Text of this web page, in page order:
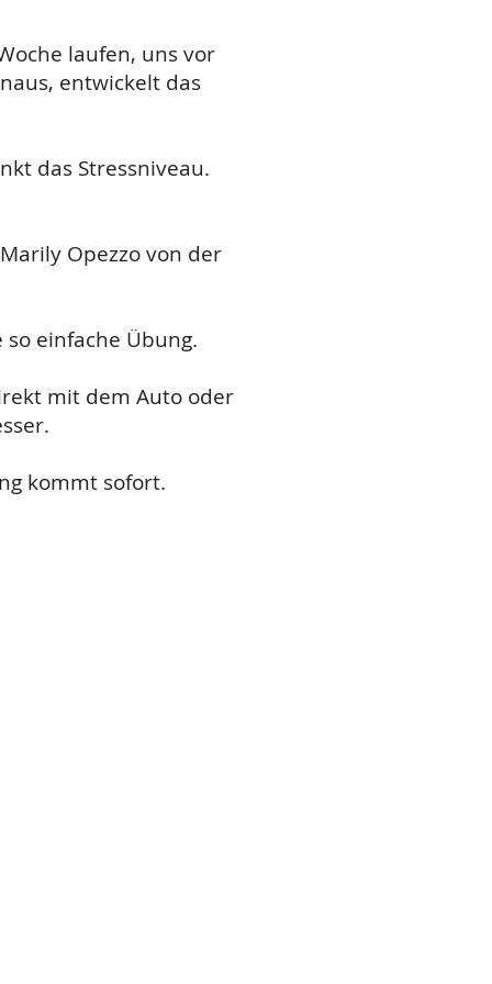
laufen, uns vor
entwickelt das
das Stressniveau.
Opezzo von der
einfache Übung.
mit dem Auto oder
kommt sofort.